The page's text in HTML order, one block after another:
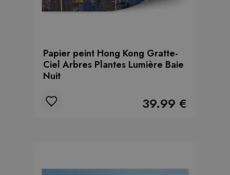
Papier peint Hong Kong Gratte-
Ciel Arbres Plantes Lumière Baie
Nuit
39.99 €